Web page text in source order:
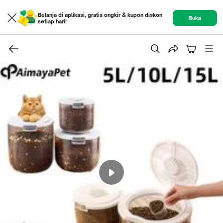
Belanja di aplikasi, gratis ongkir & kupon diskon
setiap hari!
Buka